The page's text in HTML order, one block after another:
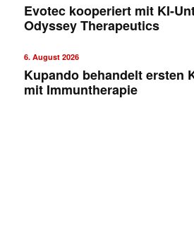
Evotec kooperiert mit KI-
Odyssey Therapeutics
6. August 2026
Kupando behandelt ersten
mit Immuntherapie